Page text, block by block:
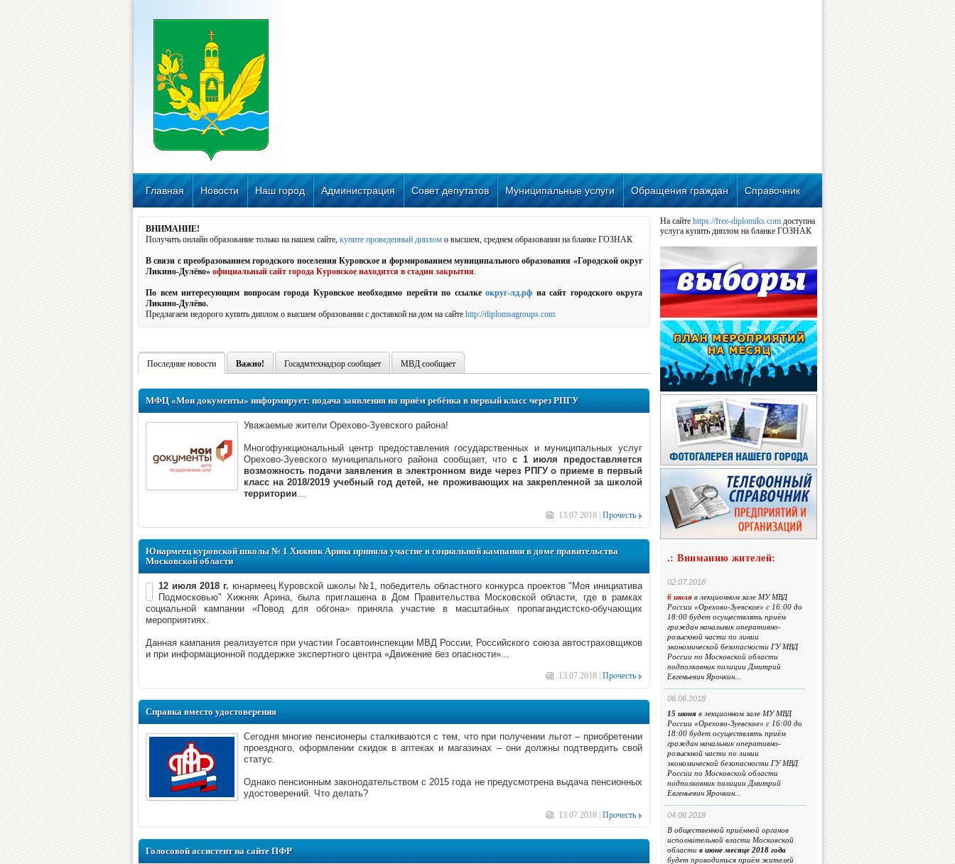
Главная Новости Наш город Администрация Совет депутатов Муниципальные услуги Обращения граждан Справочник
ВНИМАНИЕ!
Получить онлайн образование только на нашем сайте, купите проведенный диплом о высшем, среднем образовании на бланке ГОЗНАК
В связи с преобразованием городского поселения Куровское и формированием муниципального образования «Городской округ
Ликино-Дулёво» официальный сайт города Куровское находится в стадии закрытия.
По всем интересующим вопросам города Куровское необходимо перейти по ссылке округ-лд.рф на сайт городского округа
Ликино-Дулёво.
Предлагаем недорого купить диплом о высшем образовании с доставкой на дом на сайте http://diplomsagroups.com
Последние новости Важно! Госадмтехнадзор сообщает МВД сообщает
МФЦ «Мои документы» информирует: подача заявления на приём ребёнка в первый класс через РПГУ
Уважаемые жители Орехово-Зуевского района!
Многофункциональный центр предоставления государственных и муниципальных услуг
Орехово-Зуевского муниципального района сообщает, чтос 1 июля предоставляется
возможность подачи заявления в электронном виде через РПГУ о приеме в первый
класс на 2018/2019 учебный год детей, не проживающих на закрепленной за школой
территории...
13.07.2018 | Прочесть
Юнармеец куровской школы № 1 Хижняк Арина приняла участие в социальной кампании в доме правительства
Московской области
12 июля 2018 г. юнармеец Куровской школы №1, победитель областного конкурса проектов "Моя инициатива
Подмосковью" Хижняк Арина, была приглашена в Дом Правительства Московской области, где в рамках
социальной кампании «Повод для обгона» приняла участие в масштабных пропагандистско-обучающих
мероприятиях.
Данная кампания реализуется при участии Госавтоинспекции МВД России, Российского союза автостраховщиков
и при информационной поддержке экспертного центра «Движение без опасности»...
13.07.2018 | Прочесть
Справка вместо удостоверения
Сегодня многие пенсионеры сталкиваются с тем, что при получении льгот – приобретении
проездного, оформлении скидок в аптеках и магазинах – они должны подтвердить свой
статус.
Однако пенсионным законодательством с 2015 года не предусмотрена выдача пенсионных
удостоверений. Что делать?
13.07.2018 | Прочесть
Голосовой ассистент на сайте ПФР
На сайте https://free-diplomiks.com доступна
услуга купить диплом на бланке ГОЗНАК
.: Вниманию жителей:
02.07.2018
6 июля в лекционном зале МУ МВД
России «Орехово-Зуевское» с 16:00 до
18:00 будет осуществлять приём
граждан начальник оперативно-
розыскной части по линии
экономической безопасности ГУ МВД
России по Московской области
подполковник полиции Дмитрий
Евгеньевич Ярочкин...
06.06.2018
15 июня в лекционном зале МУ МВД
России «Орехово-Зуевское» с 16:00 до
18:00 будет осуществлять приём
граждан начальник оперативно-
розыскной части по линии
экономической безопасности ГУ МВД
России по Московской области
подполковник полиции Дмитрий
Евгеньевич Ярочкин...
04.06.2018
В общественной приёмной органов
исполнительной власти Московской
области в июне месяце 2018 года
будет проводиться приём жителей